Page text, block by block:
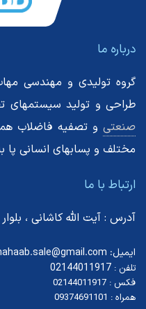
درباره ما
گروه تولیدی و مهندسی
طراحی و تولید
صنعتی و تصفیه فاضلاب
مختلف و پسابهای انسانی
ارتباط با ما
آدرس : آیت الله کاشانی ، بلوار اباذر،
ایمیل: mahaab.sale@gmail.com
تلفن : 02144011917
فکس : 02144011917
همراه : 09374691101